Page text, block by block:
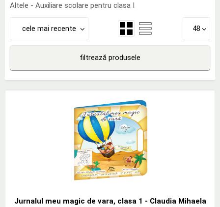
Altele - Auxiliare scolare pentru clasa I
cele mai recente 48
filtrează produsele
Jurnalul meu magic de vara, clasa 1 - Claudia Mihaela